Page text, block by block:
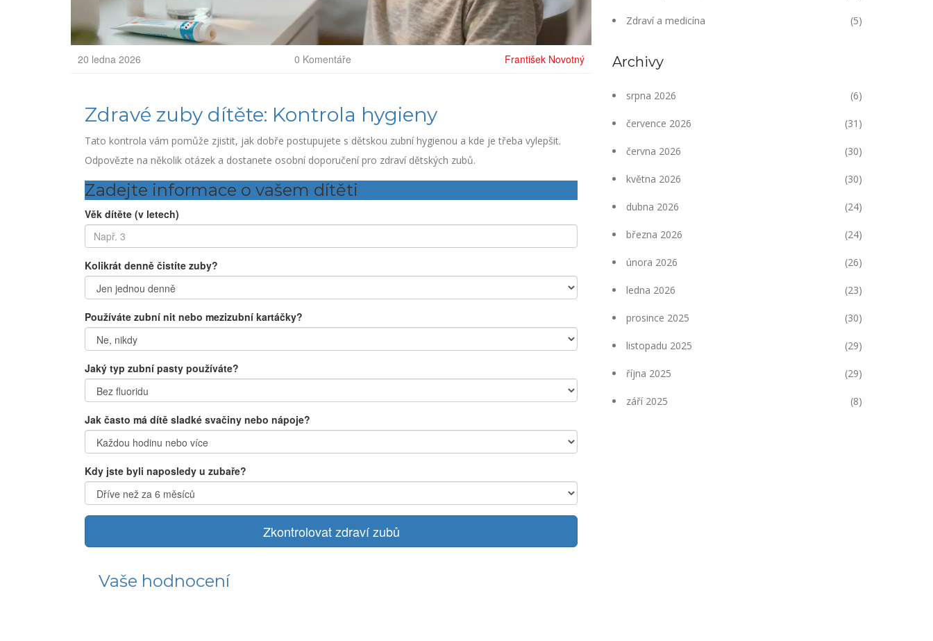
20 ledna 2026 0 Komentáře František Novotný
Zdravé zuby dítěte: Kontrola hygieny
Tato kontrola vám pomůže zjistit, jak dobře postupujete s dětskou zubní hygienou a kde je třeba vylepšit.
Odpovězte na několik otázek a dostanete osobní doporučení pro zdraví dětských zubů.
Zadejte informace o vašem dítěti
Věk dítěte (v letech)
Kolikrát denně čistíte zuby?
Používáte zubní nit nebo mezizubní kartáčky?
Jaký typ zubní pasty používáte?
Jak často má dítě sladké svačiny nebo nápoje?
Kdy jste byli naposledy u zubaře?
Zkontrolovat zdraví zubů
Vaše hodnocení
Zdraví a medicína (5)
Archivy
srpna 2026 (6)
července 2026 (31)
června 2026 (30)
května 2026 (30)
dubna 2026 (24)
března 2026 (24)
února 2026 (26)
ledna 2026 (23)
prosince 2025 (30)
listopadu 2025 (29)
října 2025 (29)
září 2025 (8)